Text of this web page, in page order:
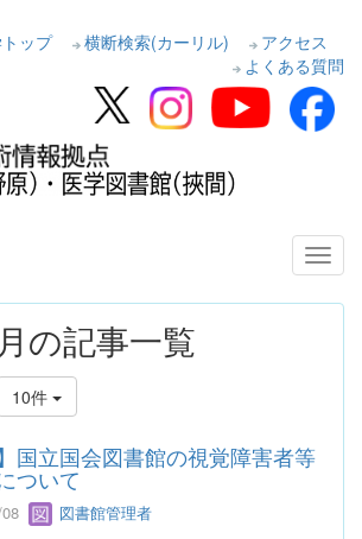
ップ 横断検索(カーリル)
アクセス
よくある質問
の記事一覧
10件
国立国会図書館の視覚障害者等
ついて
図書館管理者